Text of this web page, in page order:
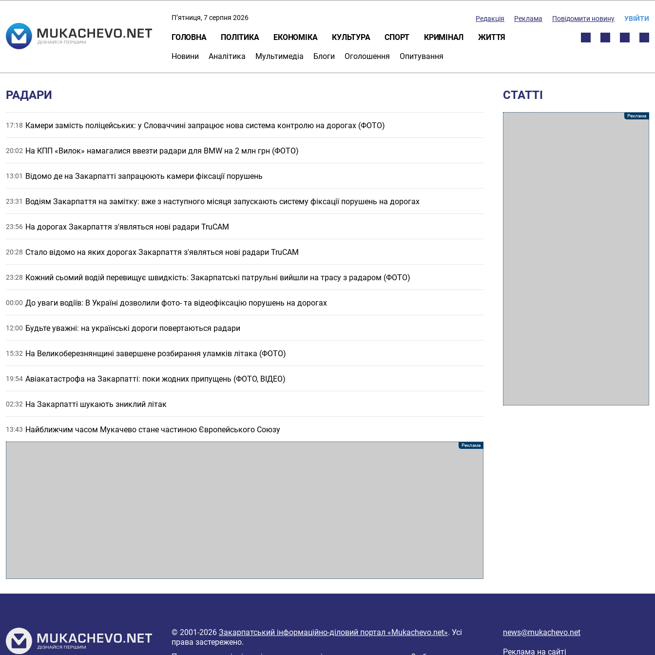
П’ятниця, 7 серпня 2026 Редакція Реклама Повідомити новину УВІЙТИ
ГОЛОВНА ПОЛІТИКА ЕКОНОМІКА КУЛЬТУРА СПОРТ КРИМІНАЛ ЖИТТЯ
Новини Аналітика Мультимедіа Блоги Оголошення Опитування
РАДАРИ
17:18 Камери замість поліцейських: у Словаччині запрацює нова система контролю на дорогах (ФОТО)
20:02 На КПП «Вилок» намагалися ввезти радари для BMW на 2 млн грн (ФОТО)
13:01 Відомо де на Закарпатті запрацюють камери фіксації порушень
23:31 Водіям Закарпаття на замітку: вже з наступного місяця запускають систему фіксації порушень на дорогах
23:56 На дорогах Закарпаття з'являться нові радари TruCAM
20:28 Стало відомо на яких дорогах Закарпаття з'являться нові радари TruCAM
23:28 Кожний сьомий водій перевищує швидкість: Закарпатські патрульні вийшли на трасу з радаром (ФОТО)
00:00 До уваги водіїв: В Україні дозволили фото- та відеофіксацію порушень на дорогах
12:00 Будьте уважні: на українські дороги повертаються радари
15:32 На Великоберезнянщині завершене розбирання уламків літака (ФОТО)
19:54 Авіакатастрофа на Закарпатті: поки жодних припущень (ФОТО, ВІДЕО)
02:32 На Закарпатті шукають зниклий літак
13:43 Найближчим часом Мукачево стане частиною Європейського Союзу
СТАТТІ
© 2001-2026 Закарпатський інформаційно-діловий портал «Mukachevo.net». Усі
права застережено.
news@mukachevo.net
Реклама на сайті